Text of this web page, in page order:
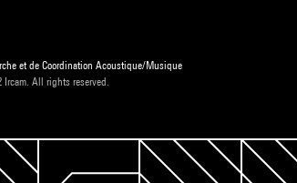
et de Coordination Acoustique/Musique
All rights reserved.